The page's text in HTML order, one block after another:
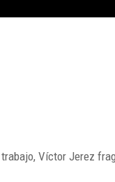
Víctor Jerez